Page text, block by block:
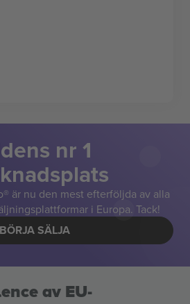
nr 1
är nu den mest efterföljda av alla
i Europa. Tack!
BÖRJA SÄLJA
av EU-